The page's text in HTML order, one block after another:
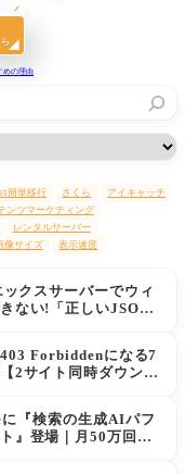
めの理由
簡単移行 さくら
アイキャッチ
ンツマーケティング
レンタルサーバー
像サイズ
表示速度
ックスサーバーでウィ
ない!「正しいJSON
Forbiddenになる7
2サイト同時ダウン→
に『検索の生成AIパフ
』登場｜月50万回AI